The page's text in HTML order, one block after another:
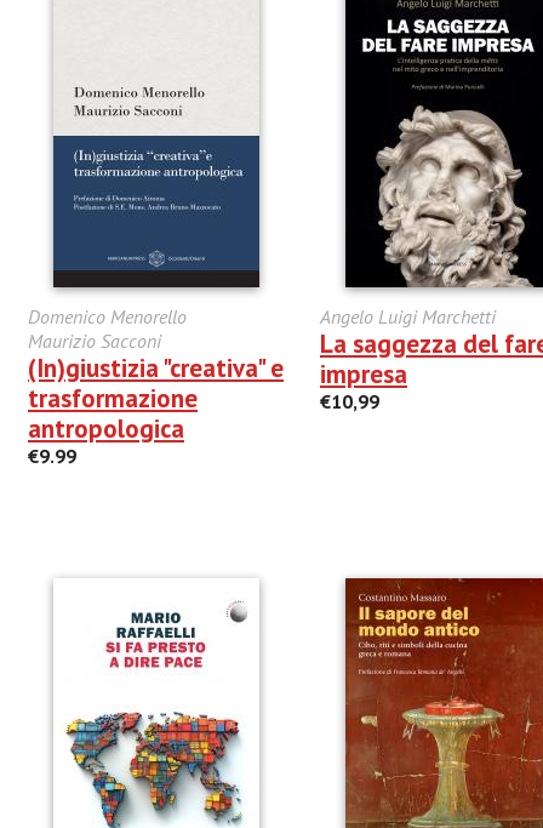
Domenico Menorello
Maurizio Sacconi
(In)giustizia "creativa" e
trasformazione
antropologica
€9.99
Angelo Luigi Marchetti
La saggezza del
impresa
€10,99